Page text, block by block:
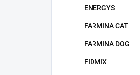
ENERGYS
FARMINA CAT
FARMINA DOG
FIDMIX